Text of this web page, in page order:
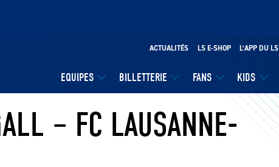
EQUIPES BILLETTERIE FANS KIDS
ACTUALITÉS LS E-SHOP L’APP DU LS
– FC LAUSANNE-